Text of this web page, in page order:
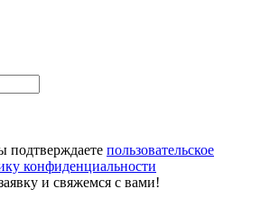
подтверждаете пользовательское
конфиденциальности
и свяжемся с вами!